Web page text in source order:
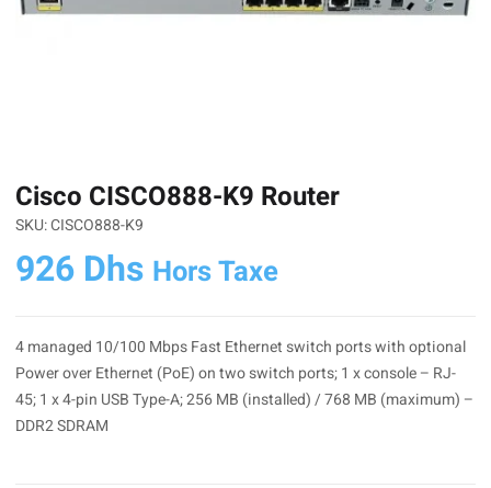
Cisco CISCO888-K9 Router
SKU: CISCO888-K9
926 Dhs Hors Taxe
4 managed 10/100 Mbps Fast Ethernet switch ports with optional
Power over Ethernet (PoE) on two switch ports; 1 x console – RJ-
45; 1 x 4-pin USB Type-A; 256 MB (installed) / 768 MB (maximum) –
DDR2 SDRAM